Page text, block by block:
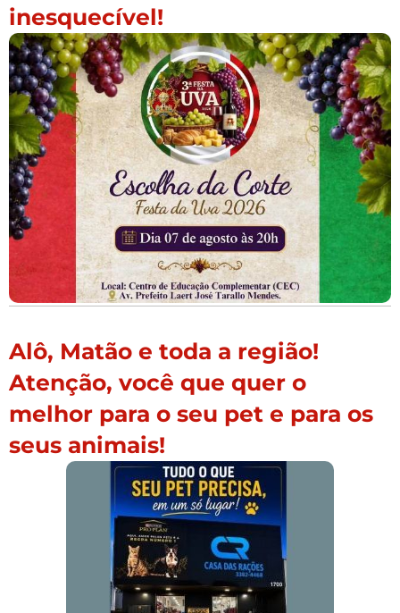
inesquecível!
Alô, Matão e toda a região!
Atenção, você que quer o
melhor para o seu pet e para os
seus animais!